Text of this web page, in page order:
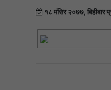
१८ मंसिर २०७७, बिहीबार